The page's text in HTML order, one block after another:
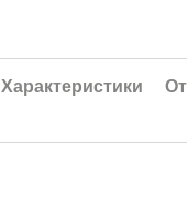
Характеристики